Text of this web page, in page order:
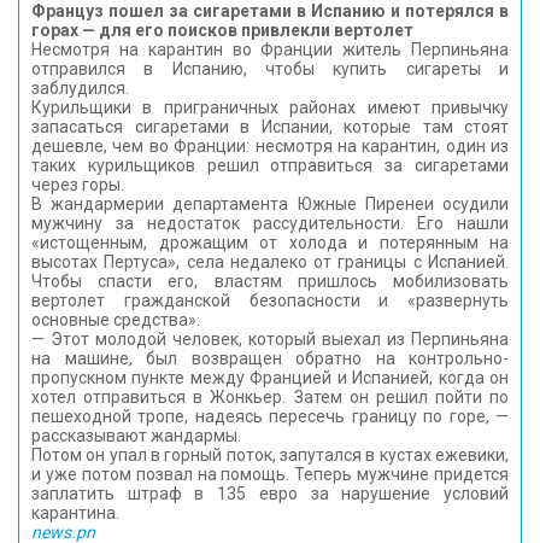
Француз пошел за сигаретами в Испанию и потерялся в
горах — для его поисков привлекли вертолет
Несмотря на карантин во Франции житель Перпиньяна
отправился в Испанию, чтобы купить сигареты и
заблудился.
Курильщики в приграничных районах имеют привычку
запасаться сигаретами в Испании, которые там стоят
дешевле, чем во Франции: несмотря на карантин, один из
таких курильщиков решил отправиться за сигаретами
через горы.
В жандармерии департамента Южные Пиренеи осудили
мужчину за недостаток рассудительности. Его нашли
«истощенным, дрожащим от холода и потерянным на
высотах Пертуса», села недалеко от границы с Испанией.
Чтобы спасти его, властям пришлось мобилизовать
вертолет гражданской безопасности и «развернуть
основные средства».
— Этот молодой человек, который выехал из Перпиньяна
на машине, был возвращен обратно на контрольно-
пропускном пункте между Францией и Испанией, когда он
хотел отправиться в Жонкьер. Затем он решил пойти по
пешеходной тропе, надеясь пересечь границу по горе, —
рассказывают жандармы.
Потом он упал в горный поток, запутался в кустах ежевики,
и уже потом позвал на помощь. Теперь мужчине придется
заплатить штраф в 135 евро за нарушение условий
карантина.
news.pn